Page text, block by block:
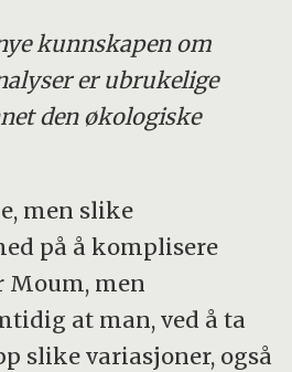
kunnskapen om
er ubrukelige
den økologiske
men slike
på å komplisere
Moum, men
at man, ved å ta
slike variasjoner, også